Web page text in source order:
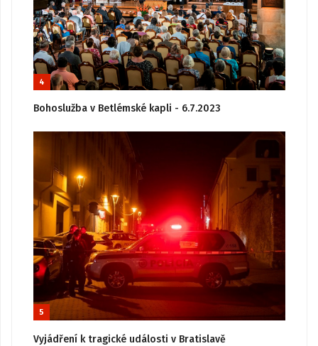
4
Bohoslužba v Betlémské kapli - 6.7.2023
5
Vyjádření k tragické události v Bratislavě